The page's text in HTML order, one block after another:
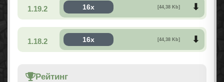
1.19.2 16x [44,38 Kb]
1.18.2 16x [44,38 Kb]
Рейтинг